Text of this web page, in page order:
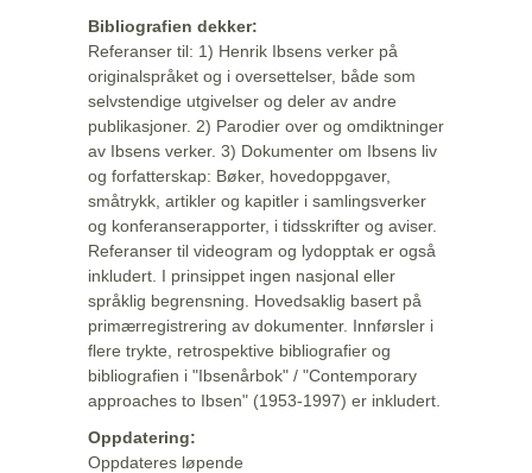
Bibliografien dekker:
Referanser til: 1) Henrik Ibsens verker på
originalspråket og i oversettelser, både som
selvstendige utgivelser og deler av andre
publikasjoner. 2) Parodier over og omdiktninger
av Ibsens verker. 3) Dokumenter om Ibsens liv
og forfatterskap: Bøker, hovedoppgaver,
småtrykk, artikler og kapitler i samlingsverker
og konferanserapporter, i tidsskrifter og aviser.
Referanser til videogram og lydopptak er også
inkludert. I prinsippet ingen nasjonal eller
språklig begrensning. Hovedsaklig basert på
primærregistrering av dokumenter. Innførsler i
flere trykte, retrospektive bibliografier og
bibliografien i "Ibsenårbok" / "Contemporary
approaches to Ibsen" (1953-1997) er inkludert.
Oppdatering:
Oppdateres løpende